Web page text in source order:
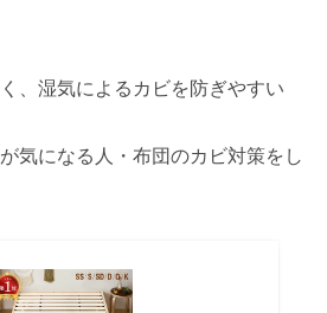
、湿気によるカビを防ぎやすい
気になる人・布団のカビ対策をし